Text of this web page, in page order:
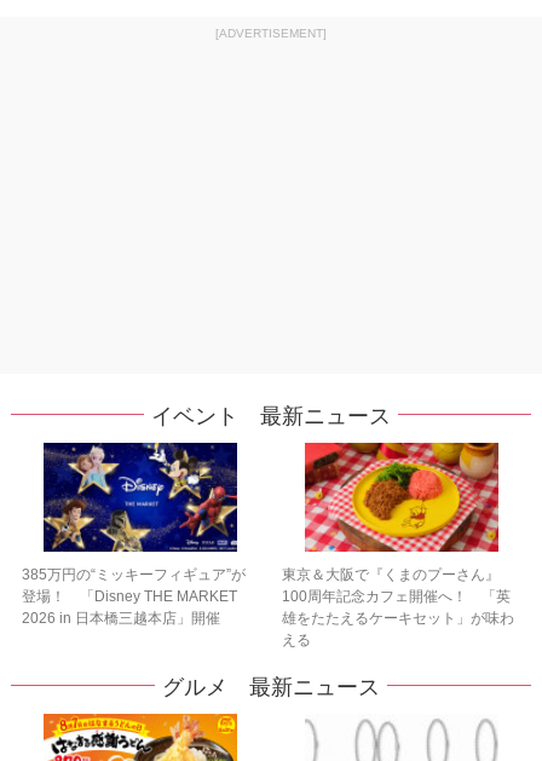
[ADVERTISEMENT]
イベント 最新ニュース
385万円の“ミッキーフィギュア”が
登場！ 「Disney THE MARKET
2026 in 日本橋三越本店」開催
東京＆大阪で『くまのプーさん』
100周年記念カフェ開催へ！ 「英
雄をたたえるケーキセット」が味わ
える
グルメ 最新ニュース